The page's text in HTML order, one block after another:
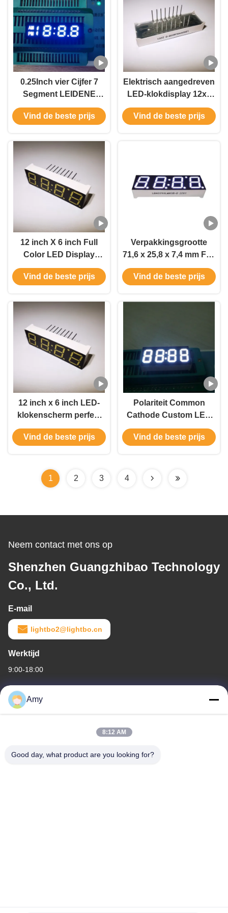
0.25Inch vier Cijfer 7
Segment LEIDENE
Vertoning ultra Wit voor
Klok
Vind de beste prijs
Elektrisch aangedreven
LED-klokdisplay 12x6
inch Gewone
kathodepolariteit voor
Vind de beste prijs
12 inch X 6 inch Full
Color LED Display
Verhoog uw verkoop
met impactvolle
Vind de beste prijs
Verpakkingsgrootte
71,6 x 25,8 x 7,4 mm Full
Color LED Display voor
B2B-vereisten
Vind de beste prijs
12 inch x 6 inch LED-
klokenscherm perfect
voor elke omgeving
Vind de beste prijs
Polariteit Common
Cathode Custom LED
Display met Aluminium
Frame Cabinet
Vind de beste prijs
1 2 3 4
Neem contact met ons op
Shenzhen Guangzhibao Technology
Co., Ltd.
E-mail
lightbo2@lightbo.cn
Werktijd
9:00-18:00
Ons adres
Bedrijfadres
DEVELOPMENT gebouw, NO. 5298, SHAHE WEST ROAD, XILI
Amy
8:12 AM
Good day, what product are you looking for?